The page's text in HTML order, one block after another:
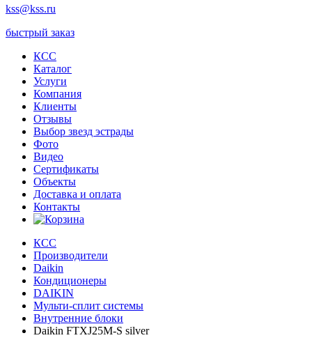
kss@kss.ru
быстрый заказ
КСС
Каталог
Услуги
Компания
Клиенты
Oтзывы
Выбор звезд эстрады
Фото
Видео
Сертификаты
Объекты
Доставка и оплата
Контакты
КСС
Производители
Daikin
Кондиционеры
DAIKIN
Мульти-сплит системы
Внутренние блоки
Daikin FTXJ25M-S silver